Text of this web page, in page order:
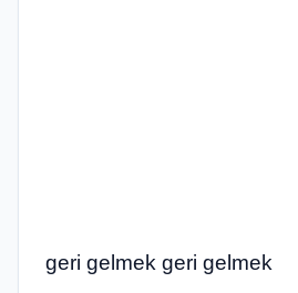
geri gelmek geri gelmek